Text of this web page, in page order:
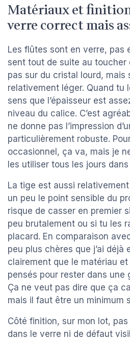
Matériaux et
verre correct mais
Les flûtes sont en verre, pas
sent tout de suite au toucher
pas sur du cristal lourd, mais
relativement léger. Quand tu
sens que l’épaisseur est
niveau du calice. C’est
ne donne pas l’impression
particulièrement robuste.
occasionnel, ça va, mais je
les utiliser tous les jours
La tige est aussi relativement
un peu le point sensible du
risque de casser en premier
peu brutalement ou si tu les
placard. En comparaison
peu plus chères que j’ai déjà
clairement que le matériau et
pensés pour rester dans une
Ça ne veut pas dire que ça
mais il faut être un minimum
Côté finition, sur mon lot, pas
dans le verre ni de défaut